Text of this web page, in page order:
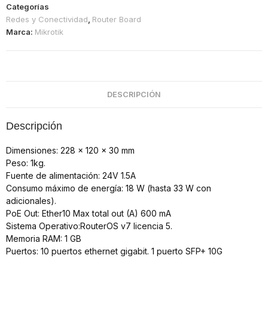
Categorías
Redes y Conectividad Router Board
Marca: Mikrotik
DESCRIPCIÓN
Descripción
Dimensiones: 228 x 120 x 30 mm
Peso: 1kg.
Fuente de alimentación: 24V 1.5A
Consumo máximo de energía: 18 W (hasta 33 W con
adicionales).
PoE Out: Ether10 Max total out (A) 600 mA
Sistema Operativo:RouterOS v7 licencia 5.
Memoria RAM: 1 GB
Puertos: 10 puertos ethernet gigabit. 1 puerto SFP+ 10G